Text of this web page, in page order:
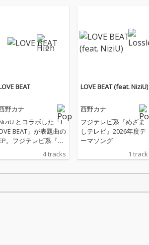
BEAT
野カナ
とコラボした「L
BEAT」が表題曲の
。フジテレビ系『め
ざましテレビ』2026年
ーマソング。
4 tracks
LOVE BEAT (feat. NiziU)
西野カナ
フジテレビ系『めざま
しテレビ』2026年度テ
ーマソング
1 track